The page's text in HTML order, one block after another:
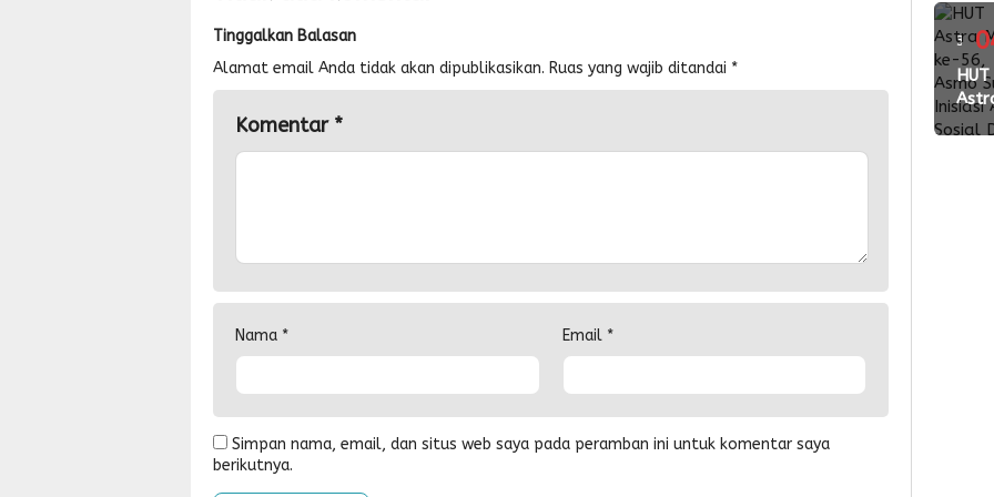
Tinggalkan Balasan
Alamat email Anda tidak akan dipublikasikan. Ruas yang wajib ditandai *
Komentar *
Nama * Email *
Simpan nama, email, dan situs web saya pada peramban ini untuk komentar saya
berikutnya.
2026,
3
lalu
HUT